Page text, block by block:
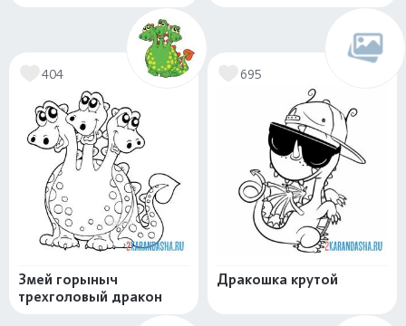
404
Змей горыныч
трехголовый дракон
695
Дракошка крутой